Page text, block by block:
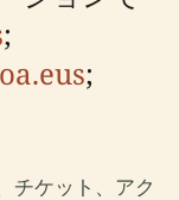
;
;
チケット、アク